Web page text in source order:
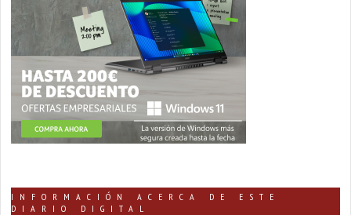
INFORMACIÓN ACERCA DE ESTE
DIARIO DIGITAL